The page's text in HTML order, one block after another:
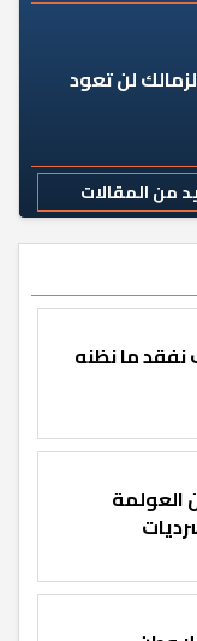
لن تعود
من المقالات
ما نظنه
العولمة